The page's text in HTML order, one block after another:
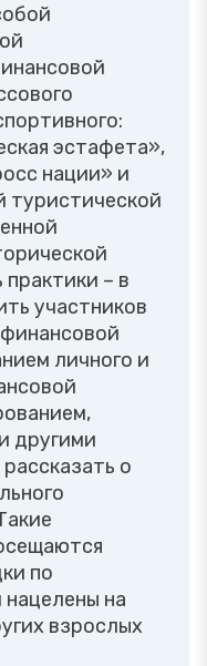
эстафета»,
нации» и
туристической
практики – в
участников
личного и
другими
о
по
на
взрослых